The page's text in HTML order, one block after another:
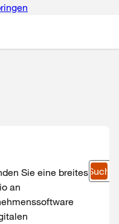
Sie eine breites
an